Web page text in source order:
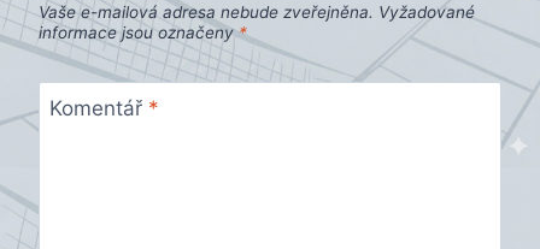
Vaše e-mailová adresa nebude zveřejněna. Vyžadované
informace jsou označeny *
Komentář *